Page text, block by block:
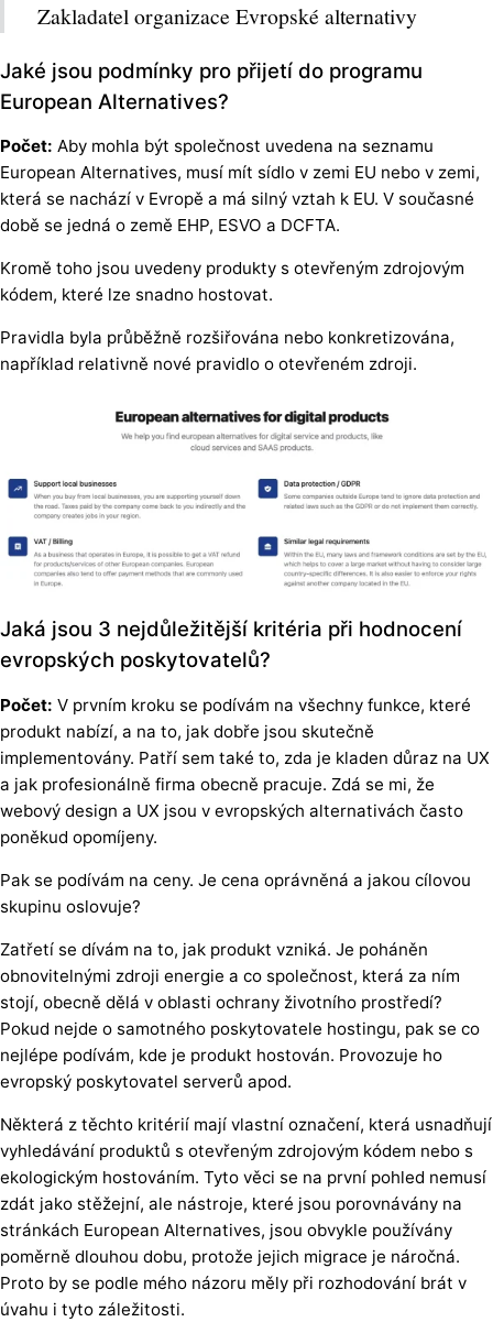
Zakladatel organizace Evropské alternativy
Jaké jsou podmínky pro přijetí do programu
European Alternatives?
Počet: Aby mohla být společnost uvedena na seznamu
European Alternatives, musí mít sídlo v zemi EU nebo v zemi,
která se nachází v Evropě a má silný vztah k EU. V současné
době se jedná o země EHP, ESVO a DCFTA.
Kromě toho jsou uvedeny produkty s otevřeným zdrojovým
kódem, které lze snadno hostovat.
Pravidla byla průběžně rozšiřována nebo konkretizována,
například relativně nové pravidlo o otevřeném zdroji.
Jaká jsou 3 nejdůležitější kritéria při hodnocení
evropských poskytovatelů?
Počet: V prvním kroku se podívám na všechny funkce, které
produkt nabízí, a na to, jak dobře jsou skutečně
implementovány. Patří sem také to, zda je kladen důraz na UX
a jak profesionálně firma obecně pracuje. Zdá se mi, že
webový design a UX jsou v evropských alternativách často
poněkud opomíjeny.
Pak se podívám na ceny. Je cena oprávněná a jakou cílovou
skupinu oslovuje?
Zatřetí se dívám na to, jak produkt vzniká. Je poháněn
obnovitelnými zdroji energie a co společnost, která za ním
stojí, obecně dělá v oblasti ochrany životního prostředí?
Pokud nejde o samotného poskytovatele hostingu, pak se co
nejlépe podívám, kde je produkt hostován. Provozuje ho
evropský poskytovatel serverů apod.
Některá z těchto kritérií mají vlastní označení, která usnadňují
vyhledávání produktů s otevřeným zdrojovým kódem nebo s
ekologickým hostováním. Tyto věci se na první pohled nemusí
zdát jako stěžejní, ale nástroje, které jsou porovnávány na
stránkách European Alternatives, jsou obvykle používány
poměrně dlouhou dobu, protože jejich migrace je náročná.
Proto by se podle mého názoru měly při rozhodování brát v
úvahu i tyto záležitosti.